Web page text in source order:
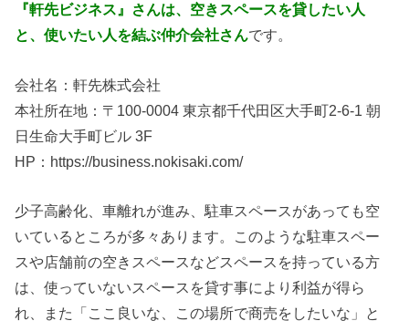
『軒先ビジネス』さんは、空きスペースを貸したい人
と、使いたい人を結ぶ仲介会社さんです。
会社名：軒先株式会社
本社所在地：〒100-0004 東京都千代田区大手町2-6-1 朝
日生命大手町ビル 3F
HP：https://business.nokisaki.com/
少子高齢化、車離れが進み、駐車スペースがあっても空
いているところが多々あります。このような駐車スペー
スや店舗前の空きスペースなどスペースを持っている方
は、使っていないスペースを貸す事により利益が得ら
れ、また「ここ良いな、この場所で商売をしたいな」と